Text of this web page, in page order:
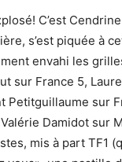
C’est
s’est piquée à
envahi les
sur France 5,
Petitguillaume sur
Damidot sur
mis à part TF1